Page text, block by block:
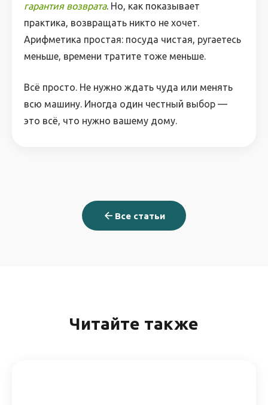
гарантия возврата. Но, как показывает
практика, возвращать никто не хочет.
Арифметика простая: посуда чистая, ругаетесь
меньше, времени тратите тоже меньше.
Всё просто. Не нужно ждать чуда или менять
всю машину. Иногда один честный выбор —
это всё, что нужно вашему дому.
Все статьи
Читайте также